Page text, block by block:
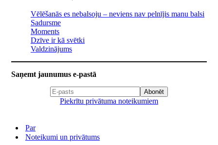
Vēlēšanās es nebalsoju – neviens nav pelnījis manu balsi
Sadursme
Moments
Dzīve ir kā svētki
Valdzinājums
Saņemt jaunumus e-pastā
Piekrītu privātuma noteikumiem
Par
Noteikumi un privātums